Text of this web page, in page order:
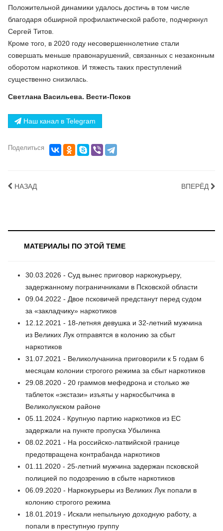
Положительной динамики удалось достичь в том числе
благодаря обширной профилактической работе, подчеркнул
Сергей Титов.
Кроме того, в 2020 году несовершеннолетние стали
совершать меньше правонарушений, связанных с незаконным
оборотом наркотиков. И тяжесть таких преступлений
существенно снизилась.
Светлана Васильева. Вести-Псков
Наш канал в Telegram
Поделиться
НАЗАД ВПЕРЁД
МАТЕРИАЛЫ ПО ЭТОЙ ТЕМЕ
30.03.2026 - Суд вынес приговор наркокурьеру,
задержанному пограничниками в Псковской области
09.04.2022 - Двое псковичей предстанут перед судом
за «закладчику» наркотиков
12.12.2021 - 18-летняя девушка и 32-летний мужчина
из Великих Лук отправятся в колонию за сбыт
наркотиков
31.07.2021 - Великолучанина приговорили к 5 годам 6
месяцам колонии строгого режима за сбыт наркотиков
29.08.2020 - 20 граммов мефедрона и столько же
таблеток «экстази» изъяты у наркосбытчика в
Великолукском районе
05.11.2024 - Крупную партию наркотиков из ЕС
задержали на пункте пропуска Убылинка
08.02.2021 - На российско-латвийской границе
предотвращена контрабанда наркотиков
01.11.2020 - 25-летний мужчина задержан псковской
полицией по подозрению в сбыте наркотиков
06.09.2020 - Наркокурьеры из Великих Лук попали в
колонию строгого режима
18.01.2019 - Искали непыльную доходную работу, а
попали в преступную группу